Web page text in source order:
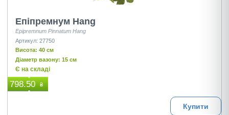
Епіпремнум Hang
Epipremnum Pinnatum Hang
Артикул: 27750
Висота: 40 см
Діаметр вазону: 15 см
Є на складі
798.50 ₴
Купити